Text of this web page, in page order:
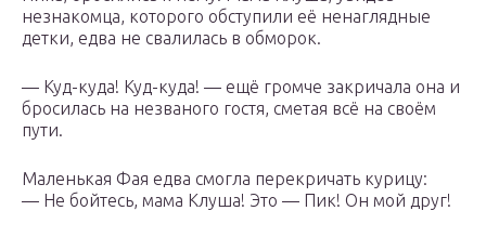
незнакомца, которого обступили её ненаглядные
детки, едва не свалилась в обморок.
— Куд-куда! Куд-куда! — ещё громче закричала она и
бросилась на незваного гостя, сметая всё на своём
пути.
Маленькая Фая едва смогла перекричать курицу:
— Не бойтесь, мама Клуша! Это — Пик! Он мой друг!